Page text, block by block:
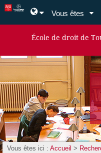
Vous êtes
École de droit de
Vous êtes ici :Accueil >